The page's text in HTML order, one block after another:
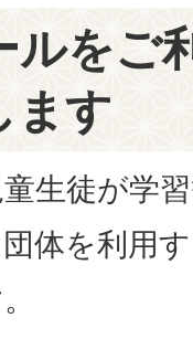
ルをご
ます
生徒が学
体を利用